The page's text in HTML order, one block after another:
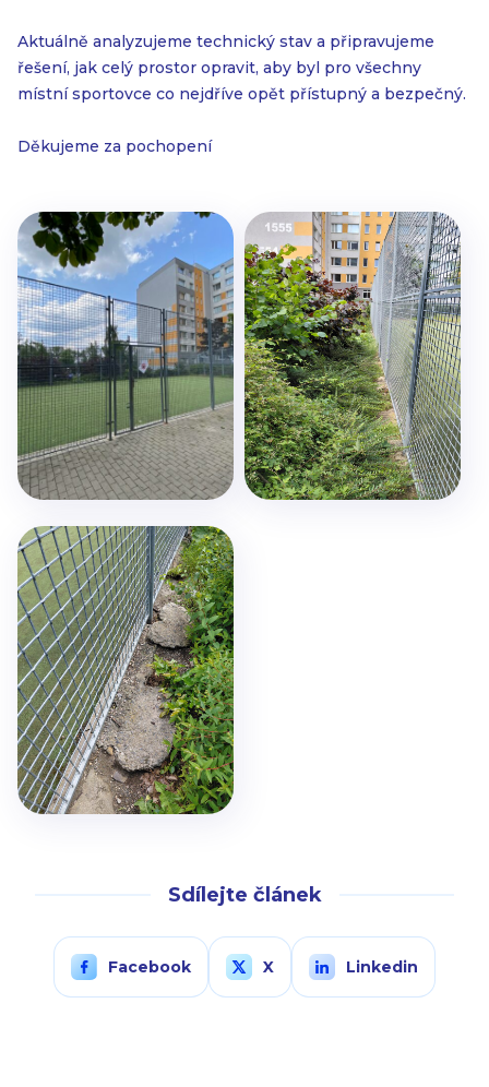
Aktuálně analyzujeme technický stav a připravujeme
řešení, jak celý prostor opravit, aby byl pro všechny
místní sportovce co nejdříve opět přístupný a bezpečný.
Děkujeme za pochopení
Sdílejte článek
Facebook X Linkedin